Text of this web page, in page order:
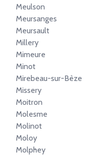
Meulson
Meursanges
Meursault
Millery
Mimeure
Minot
Mirebeau-sur-Bèze
Missery
Moitron
Molesme
Molinot
Moloy
Molphey